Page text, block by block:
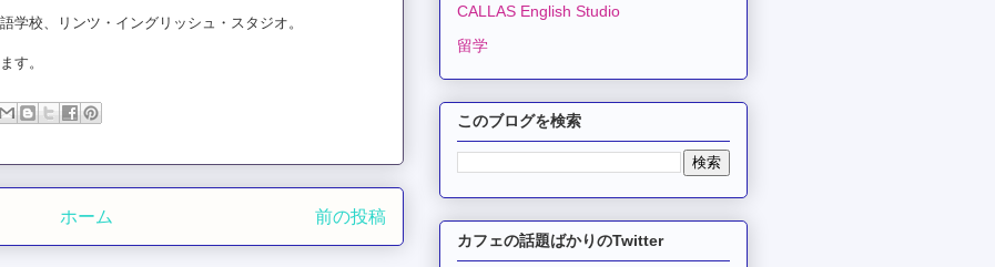
学校、リンツ・イングリッシュ・スタジオ。
す。
前の投稿
ホーム
CALLAS English Studio
留学
このブログを検索
カフェの話題ばかりのTwitter